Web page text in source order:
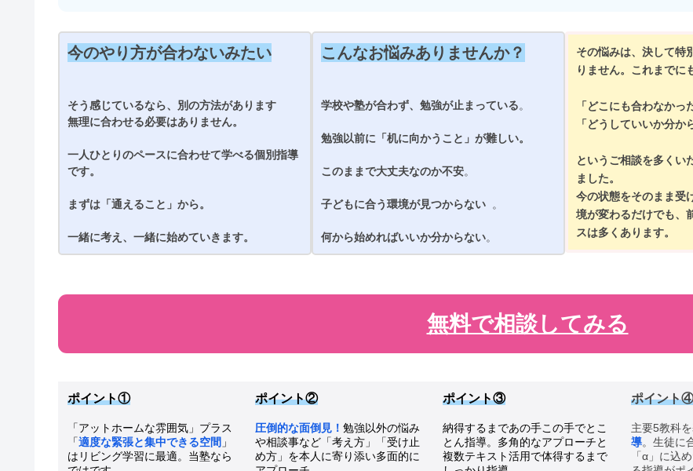
今のやり方が合わないみたい
そう感じているなら、別の方法があります
無理に合わせる必要はありません。
一人ひとりのペースに合わせて学べる個別指導
です。
まずは「通えること」から。
一緒に考え、一緒に始めていきます。
こんなお悩みありませんか？
学校や塾が合わず、勉強が止まっている。
勉強以前に「机に向かうこと」が難しい。
このままで大丈夫なのか不安。
子どもに合う環境が見つからない 。
何から始めればいいか分からない。
その悩みは、決して特
りません。これまでに
「どこにも合わなかっ
「どうしていいか分か
というご相談を多くい
ました。
今の状態をそのまま受
境が変わるだけでも、
スは多くあります。
無料で相談してみる
ポイント①
「アットホームな雰囲気」プラス
「適度な緊張と集中できる空間 」
はリビング学習に最適。当塾なら
ポイント②
圧倒的な面倒見！勉強以外の悩み
や相談事など「考え方」「受け止
め方」を本人に寄り添い多面的に
ポイント③
納得するまであの手この手でとこ
とん指導。多角的なアプローチと
複数テキスト活用で体得するまで
ポイント④
主要5教科
導。生徒に
「α」に込